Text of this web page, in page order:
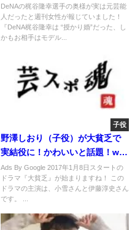
祥太？
DeNAの梶谷隆幸選手の奥様が実は元芸能
人だったと週刊女性が報じていました！
『DeNA梶谷隆幸は “授かり婚”だった、し
かもお相手はモデル...
子役
野澤しおり（子役）が大貧乏で
実結役に！かわいいと話題！wiki
は？
Ads By Google 2017年1月8日スタートの
ドラマ『大貧乏』が始まりますね！ この
ドラマの主演は、小雪さんと伊藤淳史さん
です。 ...